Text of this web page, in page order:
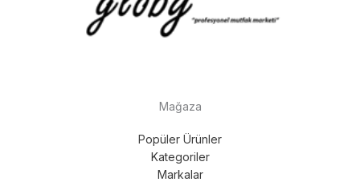
Mağaza
Popüler Ürünler
Kategoriler
Markalar